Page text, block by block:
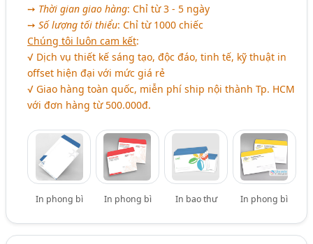
➙ Thời gian giao hàng: Chỉ từ 3 - 5 ngày
➙ Số lượng tối thiểu: Chỉ từ 1000 chiếc
Chúng tôi luôn cam kết:
√ Dịch vụ thiết kế sáng tạo, độc đáo, tinh tế, kỹ thuật in
offset hiện đại với mức giá rẻ
√ Giao hàng toàn quốc, miễn phí ship nội thành Tp. HCM
với đơn hàng từ 500.000đ.
In phong bì In phong bì In bao thư In phong bì